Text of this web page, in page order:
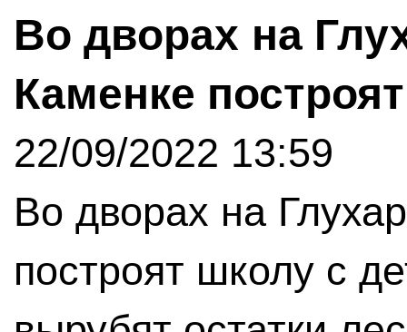
Во дворах на
Каменке
22/09/2022 13:59
Во дворах на
построят школу с